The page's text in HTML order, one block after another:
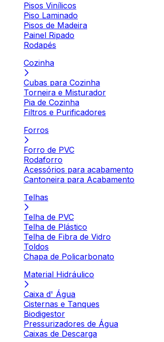
Pisos Vinílicos
Piso Laminado
Pisos de Madeira
Painel Ripado
Rodapés
Cozinha
Cubas para Cozinha
Torneira e Misturador
Pia de Cozinha
Filtros e Purificadores
Forros
Forro de PVC
Rodaforro
Acessórios para acabamento
Cantoneira para Acabamento
Telhas
Telha de PVC
Telha de Plástico
Telha de Fibra de Vidro
Toldos
Chapa de Policarbonato
Material Hidráulico
Caixa d' Água
Cisternas e Tanques
Biodigestor
Pressurizadores de Água
Caixas de Descarga